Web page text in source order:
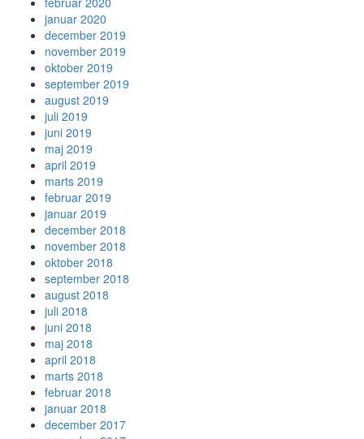
januar 2020
december 2019
november 2019
oktober 2019
september 2019
august 2019
juli 2019
juni 2019
maj 2019
april 2019
marts 2019
februar 2019
januar 2019
december 2018
november 2018
oktober 2018
september 2018
august 2018
juli 2018
juni 2018
maj 2018
april 2018
marts 2018
februar 2018
januar 2018
december 2017